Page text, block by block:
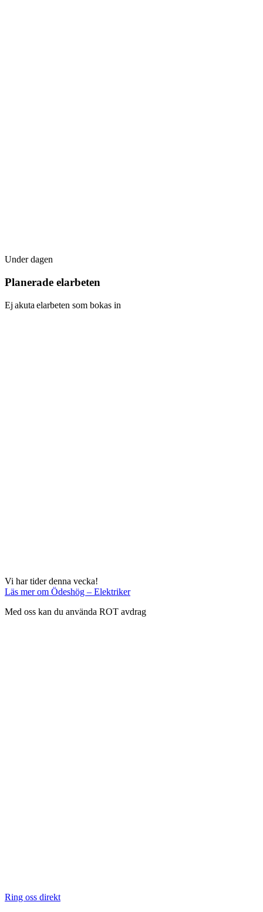
Under dagen
Planerade elarbeten
Ej akuta elarbeten som bokas in
Vi har tider denna vecka!
Läs merom Ödeshög – Elektriker
Med oss kan du använda ROT avdrag
Ring oss direkt